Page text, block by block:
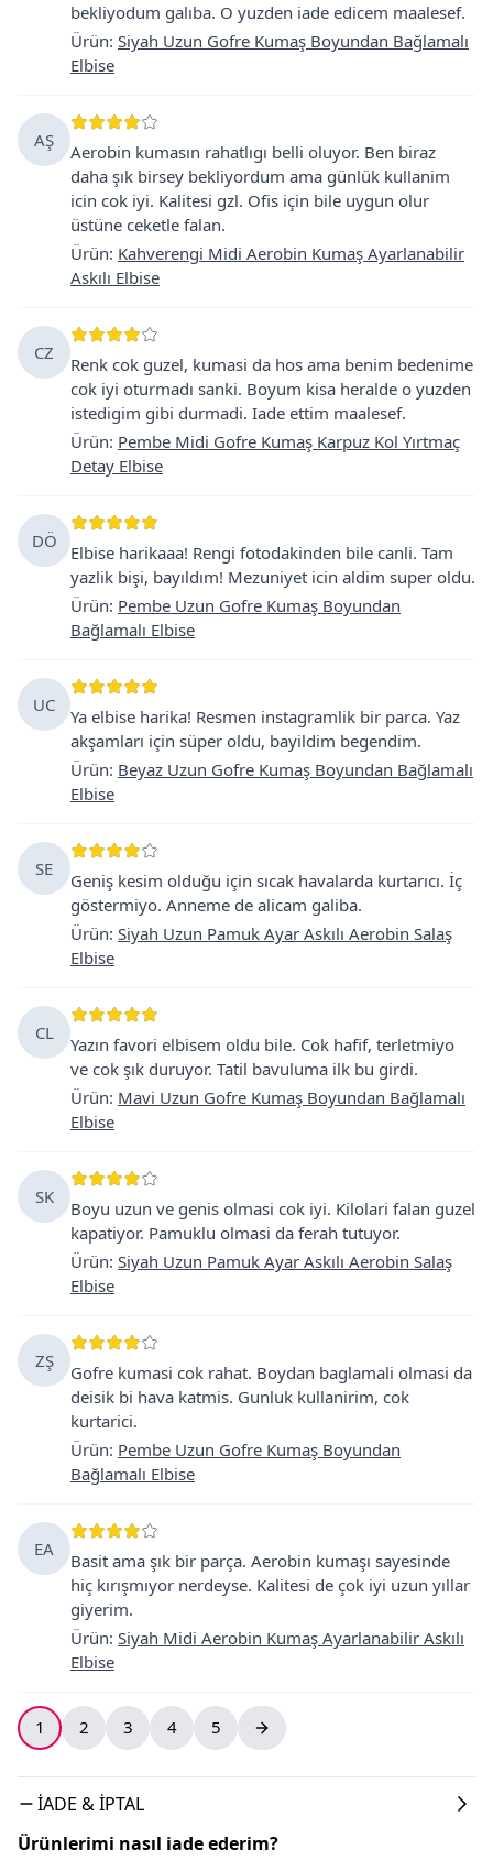
bekliyodum galıba. O yuzden iade edicem maalesef.
Ürün: Siyah Uzun Gofre Kumaş Boyundan Bağlamalı
Elbise
AŞ
Aerobin kumasın rahatlıgı belli oluyor. Ben biraz
daha şık birsey bekliyordum ama günlük kullanim
icin cok iyi. Kalitesi gzl. Ofis için bile uygun olur
üstüne ceketle falan.
Ürün: Kahverengi Midi Aerobin Kumaş Ayarlanabilir
Askılı Elbise
CZ
Renk cok guzel, kumasi da hos ama benim bedenime
cok iyi oturmadı sanki. Boyum kisa heralde o yuzden
istedigim gibi durmadi. Iade ettim maalesef.
Ürün: Pembe Midi Gofre Kumaş Karpuz Kol Yırtmaç
Detay Elbise
DÖ
Elbise harikaaa! Rengi fotodakinden bile canli. Tam
yazlik bişi, bayıldım! Mezuniyet icin aldim super oldu.
Ürün: Pembe Uzun Gofre Kumaş Boyundan
Bağlamalı Elbise
UC
Ya elbise harika! Resmen instagramlik bir parca. Yaz
akşamları için süper oldu, bayildim begendim.
Ürün: Beyaz Uzun Gofre Kumaş Boyundan Bağlamalı
Elbise
SE
Geniş kesim olduğu için sıcak havalarda kurtarıcı. İç
göstermiyo. Anneme de alicam galiba.
Ürün: Siyah Uzun Pamuk Ayar Askılı Aerobin Salaş
Elbise
CL
Yazın favori elbisem oldu bile. Cok hafif, terletmiyo
ve cok şık duruyor. Tatil bavuluma ilk bu girdi.
Ürün: Mavi Uzun Gofre Kumaş Boyundan Bağlamalı
Elbise
SK
Boyu uzun ve genis olmasi cok iyi. Kilolari falan guzel
kapatiyor. Pamuklu olmasi da ferah tutuyor.
Ürün: Siyah Uzun Pamuk Ayar Askılı Aerobin Salaş
Elbise
ZŞ
Gofre kumasi cok rahat. Boydan baglamali olmasi da
deisik bi hava katmis. Gunluk kullanirim, cok
kurtarici.
Ürün: Pembe Uzun Gofre Kumaş Boyundan
Bağlamalı Elbise
EA
Basit ama şık bir parça. Aerobin kumaşı sayesinde
hiç kırışmıyor nerdeyse. Kalitesi de çok iyi uzun yıllar
giyerim.
Ürün: Siyah Midi Aerobin Kumaş Ayarlanabilir Askılı
Elbise
1 2 3 4 5
İADE & İPTAL
Ürünlerimi nasıl iade ederim?